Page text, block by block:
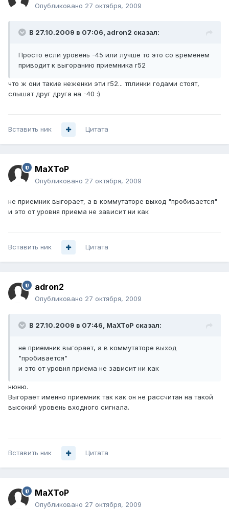
Опубликовано 27 октября, 2009
В 27.10.2009 в 07:06, adron2 сказал:
Просто если уровень -45 или лучше то это со временем
приводит к выгоранию приемника r52
что ж они такие неженки эти r52... тплинки годами стоят,
слышат друг друга на -40 :)
Вставить ник Цитата
MaXToP
Опубликовано 27 октября, 2009
не приемник выгорает, а в коммутаторе выход "пробивается"
и это от уровня приема не зависит ни как
Вставить ник Цитата
adron2
Опубликовано 27 октября, 2009
В 27.10.2009 в 07:46, MaXToP сказал:
не приемник выгорает, а в коммутаторе выход
"пробивается"
и это от уровня приема не зависит ни как
нюню.
Выгорает именно приемник так как он не рассчитан на такой
высокий уровень входного сигнала.
Вставить ник Цитата
MaXToP
Опубликовано 27 октября, 2009